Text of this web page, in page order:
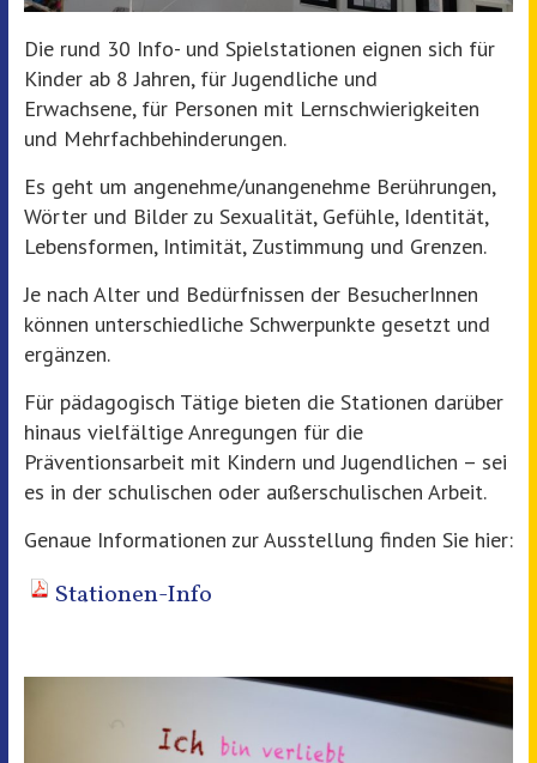
Die rund 30 Info- und Spielstationen eignen sich für
Kinder ab 8 Jahren, für Jugendliche und
Erwachsene, für Personen mit Lernschwierigkeiten
und Mehrfachbehinderungen.
Es geht um angenehme/unangenehme Berührungen,
Wörter und Bilder zu Sexualität, Gefühle, Identität,
Lebensformen, Intimität, Zustimmung und Grenzen.
Je nach Alter und Bedürfnissen der BesucherInnen
können unterschiedliche Schwerpunkte gesetzt und
ergänzen.
Für pädagogisch Tätige bieten die Stationen darüber
hinaus vielfältige Anregungen für die
Präventionsarbeit mit Kindern und Jugendlichen – sei
es in der schulischen oder außerschulischen Arbeit.
Genaue Informationen zur Ausstellung finden Sie hier:
Stationen-Info